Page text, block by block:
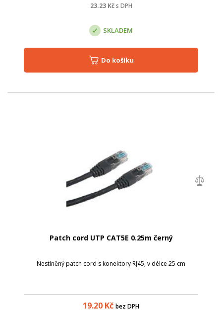
23.23Kč s DPH
SKLADEM
Do košíku
Patch cord UTP CAT5E 0.25m černý
Nestíněný patch cord s konektory RJ45, v délce 25 cm
19.20 Kč bez DPH